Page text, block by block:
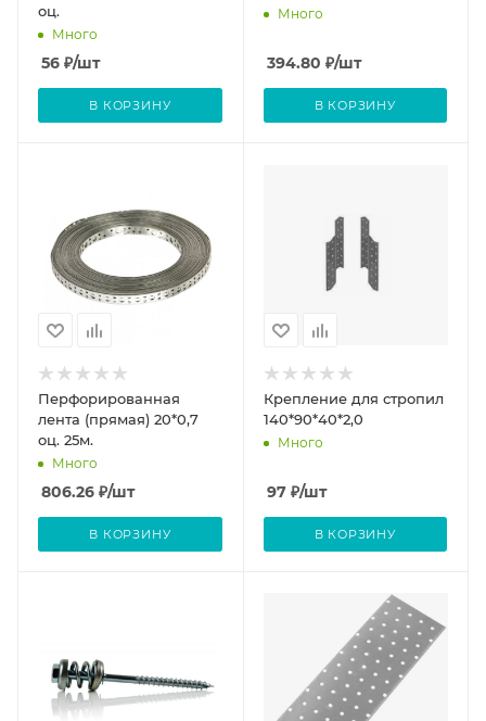
оц.
Много
56 ₽/шт
В КОРЗИНУ
Много
394.80 ₽/шт
В КОРЗИНУ
Перфорированная
лента (прямая) 20*0,7
оц. 25м.
Много
806.26 ₽/шт
В КОРЗИНУ
Крепление для стропил
140*90*40*2,0
Много
97₽/шт
В КОРЗИНУ